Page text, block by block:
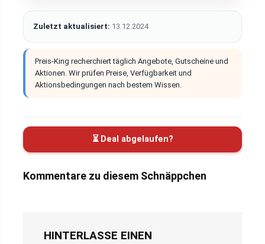
Zuletzt aktualisiert: 13.12.2024
Preis-King recherchiert täglich Angebote, Gutscheine und
Aktionen. Wir prüfen Preise, Verfügbarkeit und
Aktionsbedingungen nach bestem Wissen.
⏳ Deal abgelaufen?
Kommentare zu diesem Schnäppchen
HINTERLASSE EINEN